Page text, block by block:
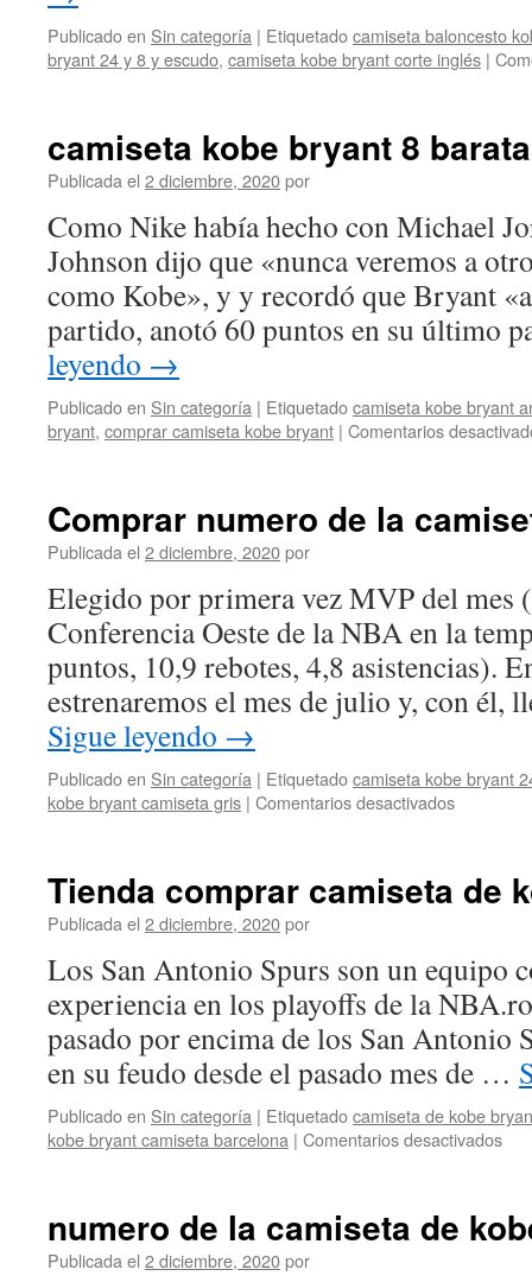
Publicado en Sin categoría | Etiquetadocamiseta baloncesto
bryant 24 y 8 y escudo, camiseta kobe bryant corte inglés |
camiseta kobe bryant 8
Publicada el 2 diciembre, 2020por
Como Nike había hecho con Michael
Johnson dijo que «nunca veremos a
como Kobe», y y recordó que Bryant
partido, anotó 60 puntos en su último
leyendo →
Publicado en Sin categoría | Etiquetadocamiseta kobe bryant
bryant, comprar camiseta kobe bryant | Comentarios
Comprar numero de la
Publicada el 2 diciembre, 2020por
Elegido por primera vez MVP del mes
Conferencia Oeste de la NBA en la
puntos, 10,9 rebotes, 4,8 asistencias).
estrenaremos el mes de julio y, con él,
Sigue leyendo →
Publicado en Sin categoría | Etiquetadocamiseta kobe bryant
kobe bryant camiseta gris | Comentarios desactivadosen
la
kobe
bryant
Tienda comprar camiseta de
Publicada el 2 diciembre, 2020por
Los San Antonio Spurs son un equipo
experiencia en los playoffs de la
pasado por encima de los San Antonio
en su feudo desde el pasado mes de …
Publicado en Sin categoría | Etiquetadocamiseta de kobe
kobe bryant camiseta barcelona | Comentarios desactivadosen
de
numero de la camiseta de
Publicada el 2 diciembre, 2020por